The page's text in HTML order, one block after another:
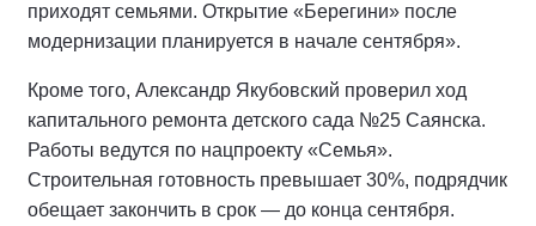
приходят семьями. Открытие «Берегини» после
модернизации планируется в начале сентября».
Кроме того, Александр Якубовский проверил ход
капитального ремонта детского сада №25 Саянска.
Работы ведутся по нацпроекту «Семья».
Строительная готовность превышает 30%, подрядчик
обещает закончить в срок — до конца сентября.